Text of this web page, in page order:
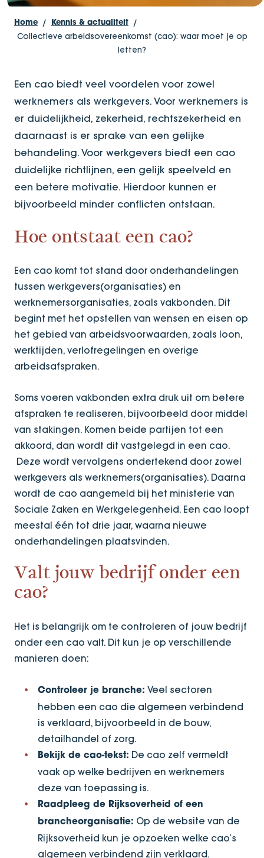
Home Kennis & actualiteit
Collectieve arbeidsovereenkomst (cao): waar moet je op
letten?
Een cao biedt veel voordelen voor zowel
werknemers als werkgevers. Voor werknemers is
er duidelijkheid, zekerheid, rechtszekerheid en
daarnaast is er sprake van een gelijke
behandeling. Voor werkgevers biedt een cao
duidelijke richtlijnen, een gelijk speelveld en
een betere motivatie. Hierdoor kunnen er
bijvoorbeeld minder conflicten ontstaan.
Hoe ontstaat een cao?
Een cao komt tot stand door onderhandelingen
tussen werkgevers(organisaties) en
werknemersorganisaties, zoals vakbonden. Dit
begint met het opstellen van wensen en eisen op
het gebied van arbeidsvoorwaarden, zoals loon,
werktijden, verlofregelingen en overige
arbeidsafspraken.
Soms voeren vakbonden extra druk uit om betere
afspraken te realiseren, bijvoorbeeld door middel
van stakingen. Komen beide partijen tot een
akkoord, dan wordt dit vastgelegd in een cao.
Deze wordt vervolgens ondertekend door zowel
werkgevers als werknemers(organisaties). Daarna
wordt de cao aangemeld bij het ministerie van
Sociale Zaken en Werkgelegenheid. Een cao loopt
meestal één tot drie jaar, waarna nieuwe
onderhandelingen plaatsvinden.
Valt jouw bedrijf onder een
cao?
Het is belangrijk om te controleren of jouw bedrijf
onder een cao valt. Dit kun je op verschillende
manieren doen:
Controleer je branche: Veel sectoren
hebben een cao die algemeen verbindend
is verklaard, bijvoorbeeld in de bouw,
detailhandel of zorg.
Bekijk de cao-tekst: De cao zelf vermeldt
vaak op welke bedrijven en werknemers
deze van toepassing is.
Raadpleeg de Rijksoverheid of een
brancheorganisatie: Op de website van de
Rijksoverheid kun je opzoeken welke cao’s
algemeen verbindend zijn verklaard.